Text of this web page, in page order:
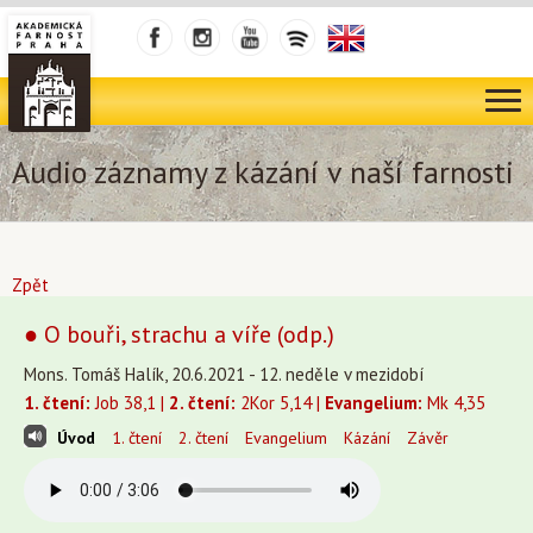
Audio záznamy z kázání v naší farnosti
Zpět
● O bouři, strachu a víře (odp.)
Mons. Tomáš Halík, 20.6.2021 - 12. neděle v mezidobí
1. čtení: Job 38,1 | 2. čtení: 2Kor 5,14 | Evangelium: Mk 4,35
Úvod 1. čtení 2. čtení Evangelium Kázání Závěr